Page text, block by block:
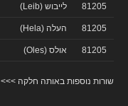
81205 לייבוש (Leib)
81205 העלה (Hela)
81205 אולס (Oles)
שורות נוספות באותה חלקה >>>